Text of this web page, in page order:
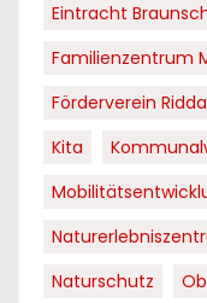
Eintracht
Familienzentrum
Förderverein
Kita
Naturschutz